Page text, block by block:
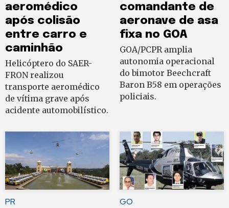
aeromédico
após colisão
entre carro e
caminhão
Helicóptero do SAER-
FRON realizou
transporte aeromédico
de vítima grave após
acidente automobilístico.
comandante de
aeronave de asa
fixa no GOA
GOA/PCPR amplia
autonomia operacional
do bimotor Beechcraft
Baron B58 em operações
policiais.
PR GO